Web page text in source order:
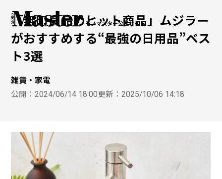
モノマスター公式サイト
「無印良品のヒット商品」ムジラー
がおすすめする“最強の日用品”ベス
ト3選
雑貨・家電
公開：2024/06/14 18:00更新：2025/10/06 14:18